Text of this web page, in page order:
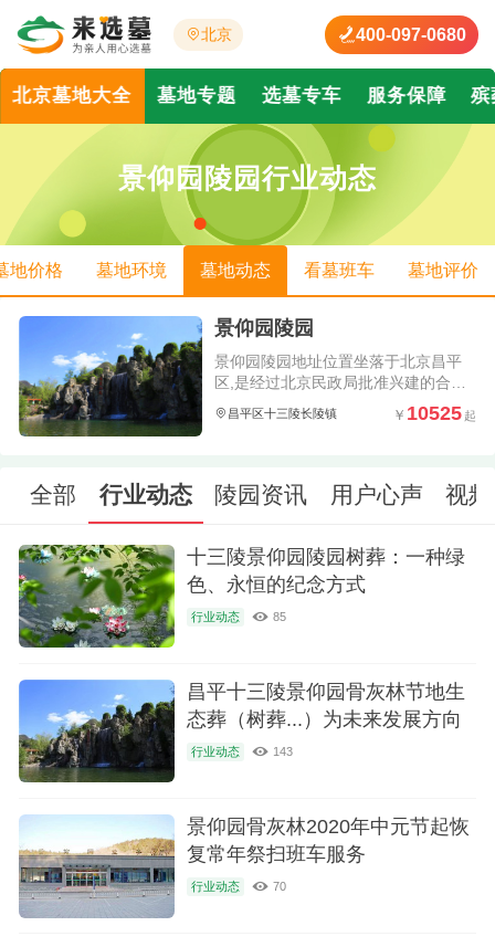
北京 400-097-0680
北京墓地大全 墓地专题 选墓专车 服务保障 殡
景仰园陵园行业动态
地价格 墓地环境 墓地动态 看墓班车 墓地评价
景仰园陵园
景仰园陵园地址位置坐落于北京昌平
区,是经过北京民政局批准兴建的合法
经营性公墓；北京来选墓为您提供景
仰园陵园价格、景仰园陵园地址、景
陵园信息.
昌平区十三陵长陵镇 10525
全部 行业动态 陵园资讯 用户心声 视
十三陵景仰园陵园树葬：一种绿
色、永恒的纪念方式
行业动态 85
昌平十三陵景仰园骨灰林节地生
态葬（树葬...）为未来发展方向
行业动态 143
景仰园骨灰林2020年中元节起恢
复常年祭扫班车服务
行业动态 70